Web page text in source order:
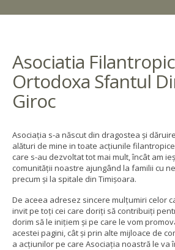
Asociatia
Ortodoxa Sfantul
Giroc
Asociația s-a născut din dragostea și
alături de mine in toate acțiunile
care s-au dezvoltat tot mai mult, încât am
comunității noastre ajungând la familii cu
precum și la spitale din Timișoara.
De aceea adresez sincere mulțumiri celor
invit pe toți cei care doriți să contribuiți
dorim să le inițiem și pe care le vom
acestei pagini, cât și prin alte mijloace de
a acțiunilor pe care Asociația noastră le va